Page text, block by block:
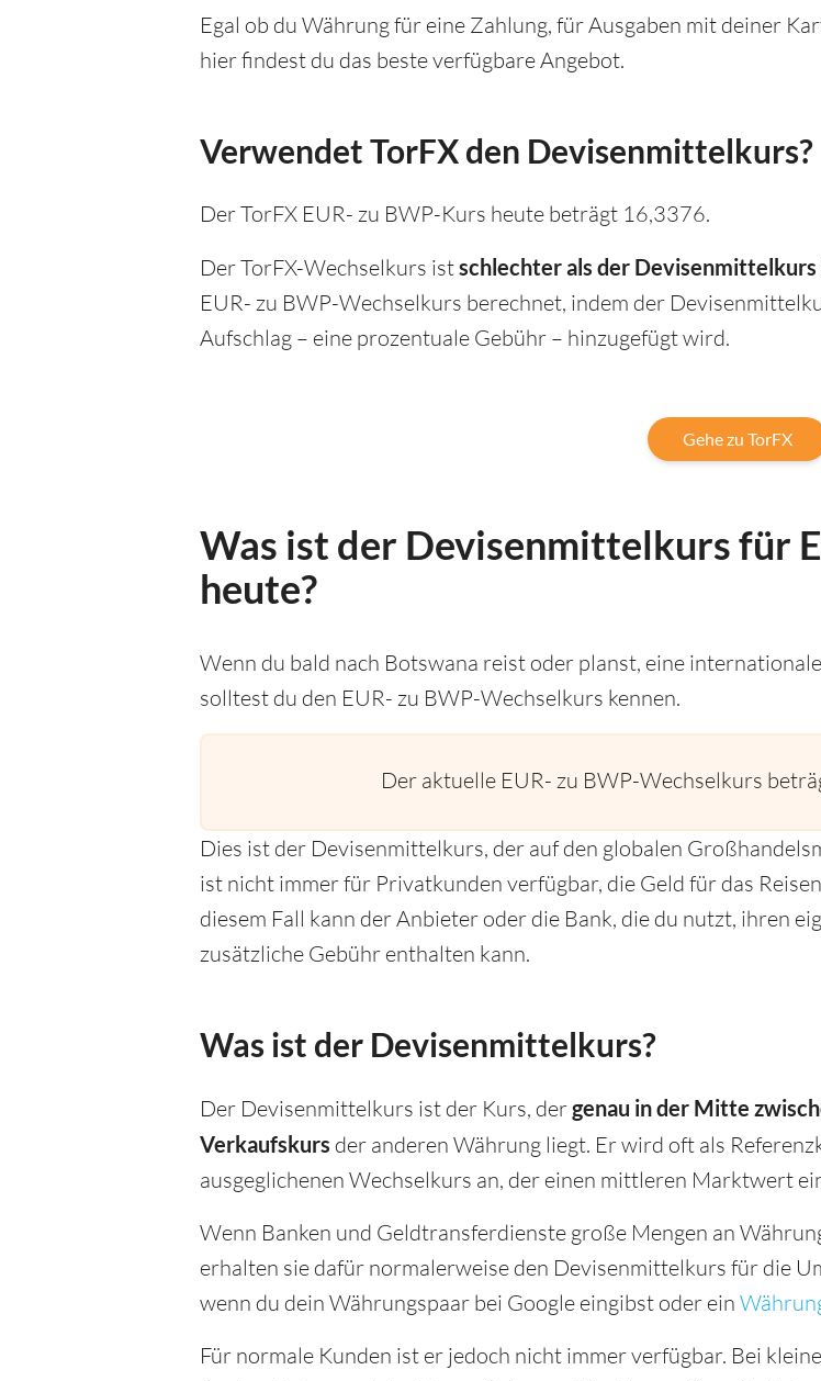
Egal ob du Währung für eine Zahlung, für Ausgaben mit deiner
hier findest du das beste verfügbare Angebot.
Verwendet TorFX den Devisenmittelkurs?
Der TorFX EUR- zu BWP-Kurs heute beträgt 16,3376.
Der TorFX-Wechselkurs istschlechter als der Devisenmittelkurs
EUR- zu BWP-Wechselkurs berechnet, indem der
Aufschlag – eine prozentuale Gebühr – hinzugefügt wird.
Gehe zu TorFX
Was ist der Devisenmittelkurs für
heute?
Wenn du bald nach Botswana reist oder planst, eine
solltest du den EUR- zu BWP-Wechselkurs kennen.
Der aktuelle EUR- zu BWP-Wechselkurs
Dies ist der Devisenmittelkurs, der auf den globalen
ist nicht immer für Privatkunden verfügbar, die Geld für das
diesem Fall kann der Anbieter oder die Bank, die du nutzt, ihren
zusätzliche Gebühr enthalten kann.
Was ist der Devisenmittelkurs?
Der Devisenmittelkurs ist der Kurs, dergenau in der Mitte
Verkaufskurs der anderen Währung liegt. Er wird oft als
ausgeglichenen Wechselkurs an, der einen mittleren Marktwert
Wenn Banken und Geldtransferdienste große Mengen an
erhalten sie dafür normalerweise den Devisenmittelkurs für die
wenn du dein Währungspaar bei Google eingibst oder ein
Für normale Kunden ist er jedoch nicht immer verfügbar. Bei